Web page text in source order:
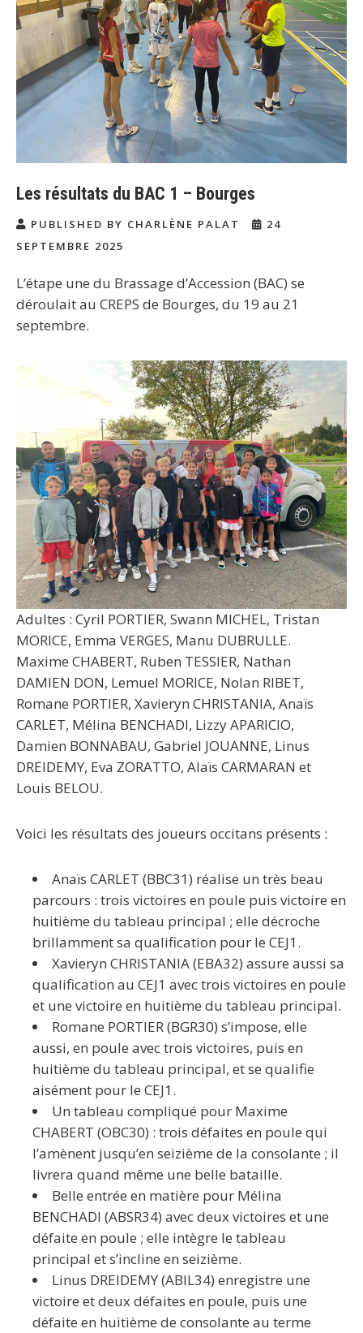
Les résultats du BAC 1 – Bourges
PUBLISHED BY CHARLÈNE PALAT
24
SEPTEMBRE 2025
L’étape une du Brassage d’Accession (BAC) se
déroulait au CREPS de Bourges, du 19 au 21
septembre.
Adultes : Cyril PORTIER, Swann MICHEL, Tristan
MORICE, Emma VERGES, Manu DUBRULLE.
Maxime CHABERT, Ruben TESSIER, Nathan
DAMIEN DON, Lemuel MORICE, Nolan RIBET,
Romane PORTIER, Xavieryn CHRISTANIA, Anaïs
CARLET, Mélina BENCHADI, Lizzy APARICIO,
Damien BONNABAU, Gabriel JOUANNE, Linus
DREIDEMY, Eva ZORATTO, Alaïs CARMARAN et
Louis BELOU.
Voici les résultats des joueurs occitans présents :
Anaïs CARLET (BBC31) réalise un très beau
parcours : trois victoires en poule puis victoire en
huitième du tableau principal ; elle décroche
brillamment sa qualification pour le CEJ1.
Xavieryn CHRISTANIA (EBA32) assure aussi sa
qualification au CEJ1 avec trois victoires en poule
et une victoire en huitième du tableau principal.
Romane PORTIER (BGR30) s’impose, elle
aussi, en poule avec trois victoires, puis en
huitième du tableau principal, et se qualifie
aisément pour le CEJ1.
Un tableau compliqué pour Maxime
CHABERT (OBC30) : trois défaites en poule qui
l’amènent jusqu’en seizième de la consolante ; il
livrera quand même une belle bataille.
Belle entrée en matière pour Mélina
BENCHADI (ABSR34) avec deux victoires et une
défaite en poule ; elle intègre le tableau
principal et s’incline en seizième.
Linus DREIDEMY (ABIL34) enregistre une
victoire et deux défaites en poule, puis une
défaite en huitième de consolante au terme